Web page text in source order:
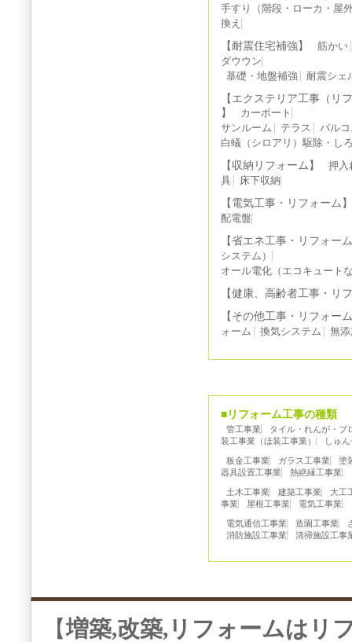
手すり（階段・ローカ・屋
換え
【耐震住宅補強】
筋かい
ダウウン
基礎・地盤補強
耐震シェ
【エクステリア工事（リ
】
カーポート
サンルーム
テラス
バル
白蟻（シロアリ）駆除・し
【収納リフォーム】
押入
具
床下収納
【電気工事・リフォーム
配電盤
【省エネ工事・リフォー
システム）
オール電化（エコキュート
【健康、高齢者工事・リ
【その他工事・リフォー
ォーム 換気システム 無
■リフォーム工事の種類
管工事業
タイル・れんが・ブ
装工事業（ほ装工事業）
しゅ
板金工事業 ガラス工事業
塗
器具設置工事業
熱絶縁工事業
土木工事業 建築工事業
大工
事業
屋根工事業 電気工事業
電気通信工事業 造園工事業
消防施設工事業
清掃施設工事
【増築,改築,リフォームはリ